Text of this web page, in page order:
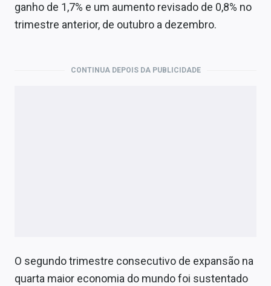
ganho de 1,7% e um aumento revisado de 0,8% no
trimestre anterior, de outubro a dezembro.
CONTINUA DEPOIS DA PUBLICIDADE
O segundo trimestre consecutivo de expansão na
quarta maior economia do mundo foi sustentado